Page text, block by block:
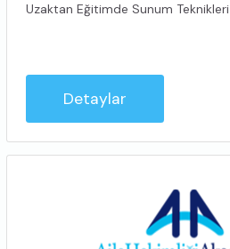
Uzaktan Eğitimde Sunum Teknikleri
Detaylar